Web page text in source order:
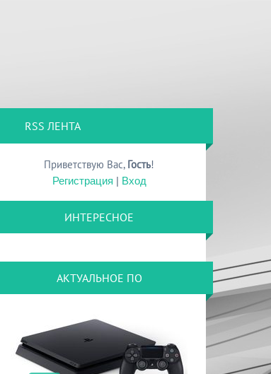
RSS ЛЕНТА
Приветствую Вас, Гость!
Регистрация | Вход
ИНТЕРЕСНОЕ
АКТУАЛЬНОЕ ПО